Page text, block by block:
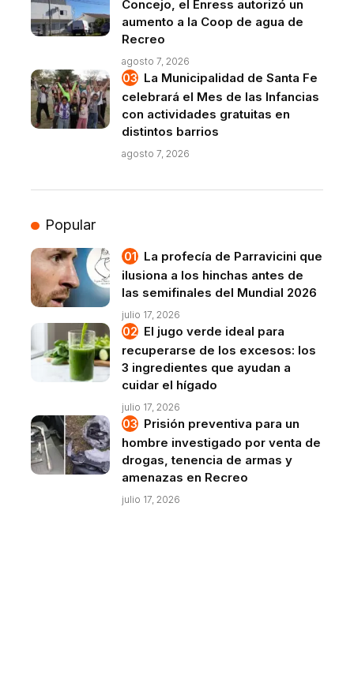
Concejo, el Enress autorizó un
aumento a la Coop de agua de
Recreo
agosto 7, 2026
La Municipalidad de Santa Fe
celebrará el Mes de las Infancias
con actividades gratuitas en
distintos barrios
agosto 7, 2026
Popular
La profecía de Parravicini que
ilusiona a los hinchas antes de
las semifinales del Mundial 2026
julio 17, 2026
El jugo verde ideal para
recuperarse de los excesos: los
3 ingredientes que ayudan a
cuidar el hígado
julio 17, 2026
Prisión preventiva para un
hombre investigado por venta de
drogas, tenencia de armas y
amenazas en Recreo
julio 17, 2026